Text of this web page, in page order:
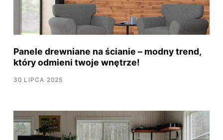
Panele drewniane na ścianie – modny trend,
który odmieni twoje wnętrze!
30 LIPCA 2025